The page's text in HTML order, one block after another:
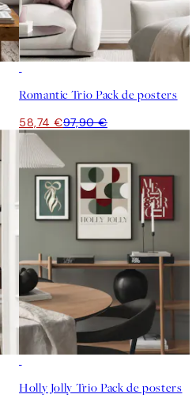
Romantic Trio Pack de posters
58,74 €97,90 €
Holly Jolly Trio Pack de posters